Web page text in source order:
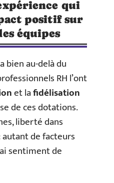
qui
positif sur
équipes
bien au-delà du
RH l’ont
et lafidélisation
de ces dotations.
liberté dans
autant de facteurs
sentiment de